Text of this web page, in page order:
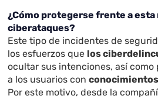
¿Cómo protegerse frente a esta
ciberataques?
Este tipo de incidentes de
los esfuerzos que los
ocultar sus intenciones, así
a los usuarios con
Por este motivo, desde la